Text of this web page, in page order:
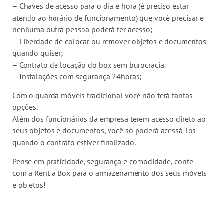
– Chaves de acesso para o dia e hora (é preciso estar
atendo ao horário de funcionamento) que você precisar e
nenhuma outra pessoa poderá ter acesso;
– Liberdade de colocar ou remover objetos e documentos
quando quiser;
– Contrato de locação do box sem burocracia;
– Instalações com segurança 24horas;
Com o guarda móveis tradicional você não terá tantas
opções.
Além dos funcionários da empresa terem acesso direto ao
seus objetos e documentos, você só poderá acessá-los
quando o contrato estiver finalizado.
Pense em praticidade, segurança e comodidade, conte
com a Rent a Box para o armazenamento dos seus móveis
e objetos!